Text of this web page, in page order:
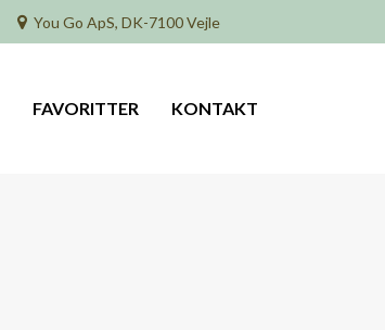
You Go ApS, DK-7100 Vejle
FAVORITTER KONTAKT